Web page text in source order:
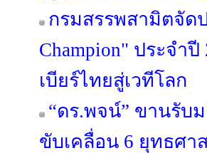
กรมสรรพสามิตจัด
Champion" ประจำ
เบียร์ไทยสู่เวทีโลก
“ดร.พจน์” ขานรับ
ขับเคลื่อน 6 ยุทธศา